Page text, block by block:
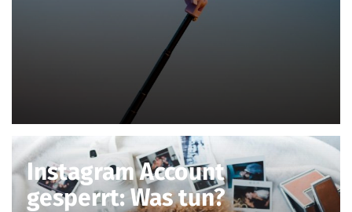
Instagram Account
gesperrt: Was tun?